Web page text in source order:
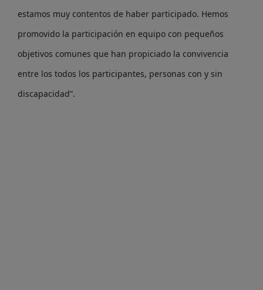
estamos muy contentos de haber participado. Hemos
promovido la participación en equipo con pequeños
objetivos comunes que han propiciado la convivencia
entre los todos los participantes, personas con y sin
discapacidad”.